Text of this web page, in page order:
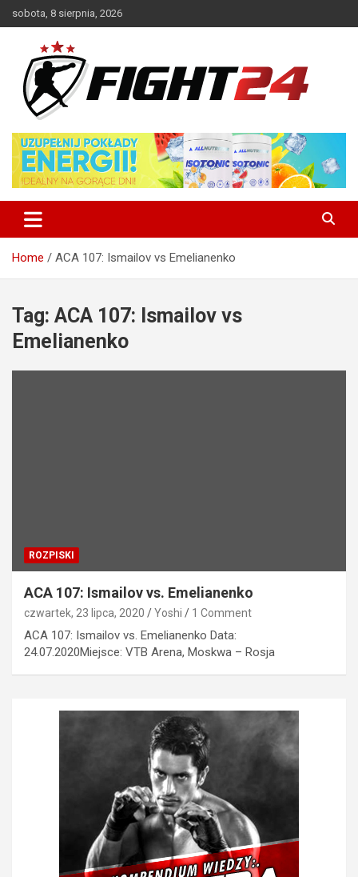
to
sobota, 8 sierpnia, 2026
FIGHT24.PL – MMA i K-1, UFC
Home ACA 107: Ismailov vs Emelianenko
Tag: ACA 107: Ismailov vs
Emelianenko
ROZPISKI
ACA 107: Ismailov vs. Emelianenko
czwartek, 23 lipca, 2020 Yoshi 1 Comment
ACA 107: Ismailov vs. Emelianenko Data:
24.07.2020Miejsce: VTB Arena, Moskwa – Rosja